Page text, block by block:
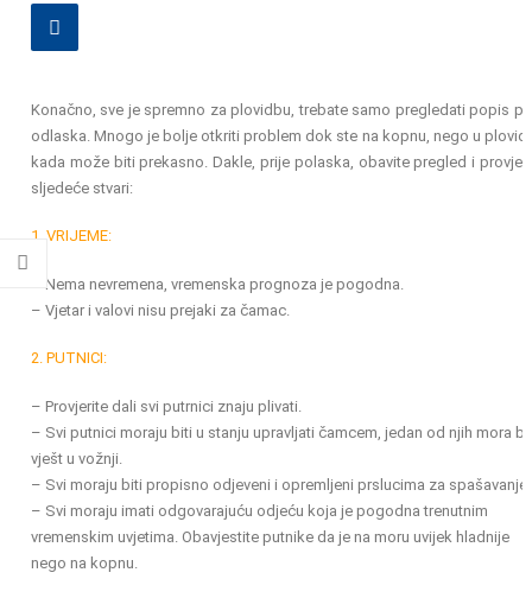
Konačno, sve je spremno za plovidbu, trebate samo pregledati popis
odlaska. Mnogo je bolje otkriti problem dok ste na kopnu, nego u
kada može biti prekasno. Dakle, prije polaska, obavite pregled i
sljedeće stvari:
1. VRIJEME:
– Nema nevremena, vremenska prognoza je pogodna.
– Vjetar i valovi nisu prejaki za čamac.
2. PUTNICI:
– Provjerite dali svi putrnici znaju plivati.
– Svi putnici moraju biti u stanju upravljati čamcem, jedan od njih mora
vješt u vožnji.
– Svi moraju biti propisno odjeveni i opremljeni prslucima za spašavanje.
– Svi moraju imati odgovarajuću odjeću koja je pogodna trenutnim
vremenskim uvjetima. Obavjestite putnike da je na moru uvijek hladnije
nego na kopnu.